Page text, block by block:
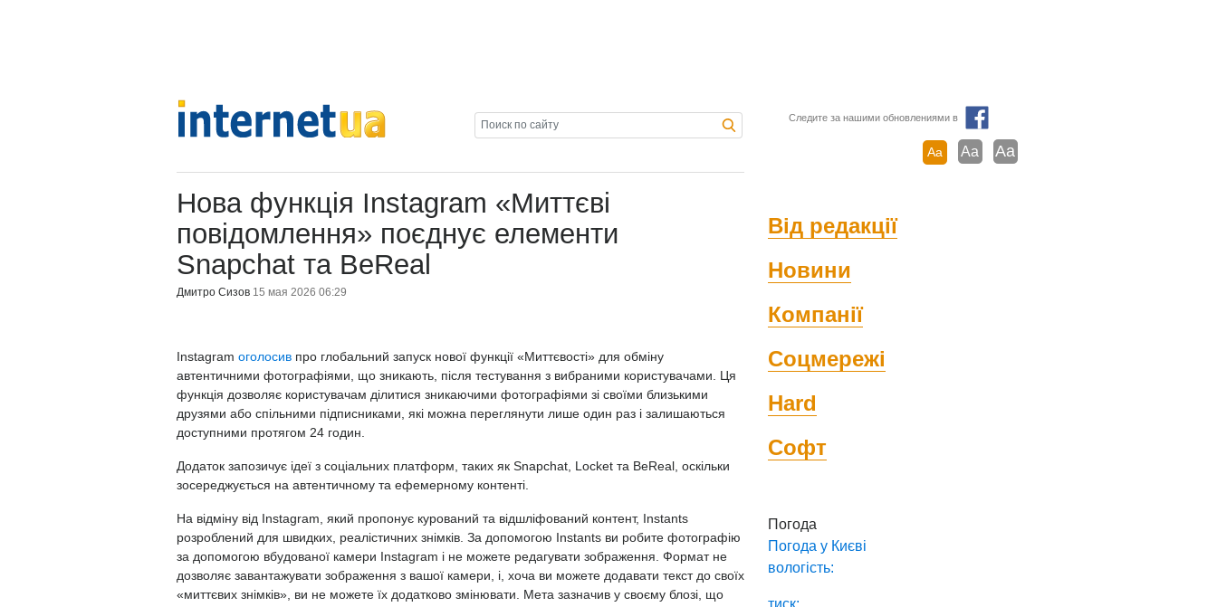
Следите за нашими обновлениями в
Aa Aa Aa
Нова функція Instagram «Миттєві
повідомлення» поєднує елементи
Snapchat та BeReal
Дмитро Сизов 15 мая 2026 06:29
Instagram оголосив про глобальний запуск нової функції «Миттєвості» для обміну
автентичними фотографіями, що зникають, після тестування з вибраними користувачами. Ця
функція дозволяє користувачам ділитися зникаючими фотографіями зі своїми близькими
друзями або спільними підписниками, які можна переглянути лише один раз і залишаються
доступними протягом 24 годин.
Додаток запозичує ідеї з соціальних платформ, таких як Snapchat, Locket та BeReal, оскільки
зосереджується на автентичному та ефемерному контенті.
На відміну від Instagram, який пропонує курований та відшліфований контент, Instants
розроблений для швидких, реалістичних знімків. За допомогою Instants ви робите фотографію
за допомогою вбудованої камери Instagram і не можете редагувати зображення. Формат не
дозволяє завантажувати зображення з вашої камери, і, хоча ви можете додавати текст до своїх
«миттєвих знімків», ви не можете їх додатково змінювати. Мета зазначив у своєму блозі, що
Від редакції
Новини
Компанії
Соцмережі
Hard
Софт
Погода
Погода у Києві
вологість:
тиск: